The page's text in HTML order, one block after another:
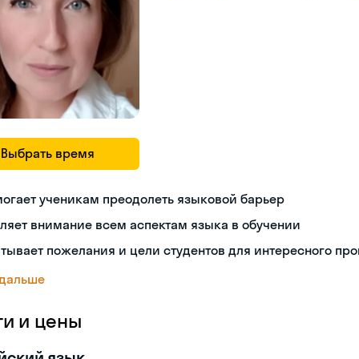
Выбрать время
ученикам преодолеть языковой барьер
внимание всем аспектам языка в обучении
пожелания и цели студентов для интересного
и цены